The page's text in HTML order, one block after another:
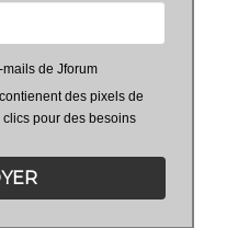
de Jforum
des pixels de
pour des besoins